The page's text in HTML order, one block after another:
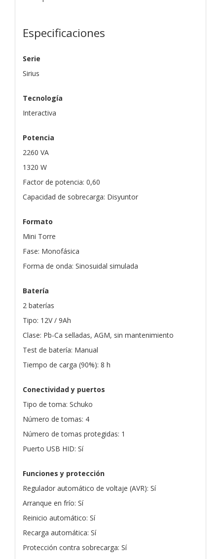
Especificaciones
Serie
Sirius
Tecnología
Interactiva
Potencia
2260 VA
1320 W
Factor de potencia: 0,60
Capacidad de sobrecarga: Disyuntor
Formato
Mini Torre
Fase: Monofásica
Forma de onda: Sinosuidal simulada
Batería
2 baterías
Tipo: 12V / 9Ah
Clase: Pb-Ca selladas, AGM, sin mantenimiento
Test de batería: Manual
Tiempo de carga (90%): 8 h
Conectividad y puertos
Tipo de toma: Schuko
Número de tomas: 4
Número de tomas protegidas: 1
Puerto USB HID: Sí
Funciones y protección
Regulador automático de voltaje (AVR): Sí
Arranque en frío: Sí
Reinicio automático: Sí
Recarga automática: Sí
Protección contra sobrecarga: Sí